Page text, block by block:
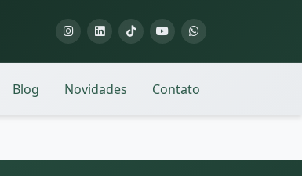
Blog Novidades Contato